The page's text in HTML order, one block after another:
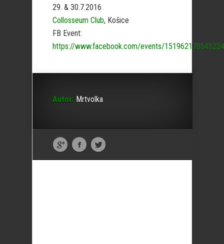
29. & 30.7.2016
Collosseum Club, Košice
FB Event:
https://www.facebook.com/events/
Autor: Mrtvolka